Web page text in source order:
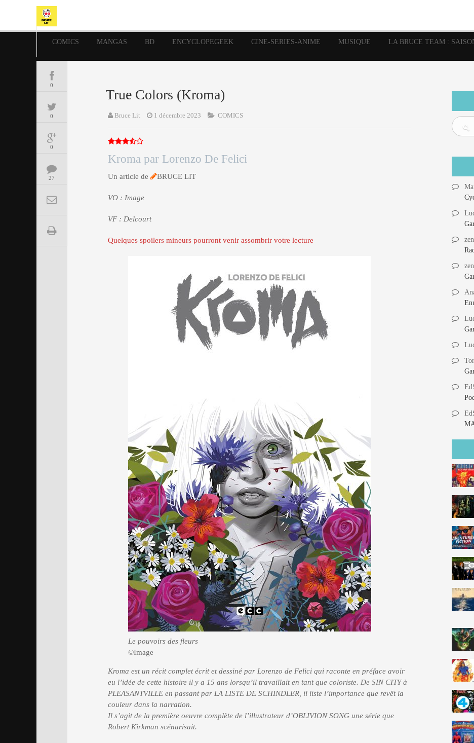
COMICS MANGAS BD ENCYCLOPEGEEK CINE-SERIES-ANIME MUSIQUE LA BRUCE TEAM :
0
0
0
27
True Colors (Kroma)
Bruce Lit 1 décembre 2023 COMICS
Kroma par Lorenzo De Felici
Un article de BRUCE LIT
VO : Image
VF : Delcourt
Quelques spoilers mineurs pourront venir assombrir votre lecture
Le pouvoirs des fleurs
©Image
Kroma est un récit complet écrit et dessiné par Lorenzo de Felici qui raconte en préface avoir
eu l’idée de cette histoire il y a 15 ans lorsqu’il travaillait en tant que coloriste. De SIN CITY à
PLEASANTVILLE en passant par LA LISTE DE SCHINDLER, il liste l’importance que revêt la
couleur dans la narration.
Il s’agit de la première oeuvre complète de l’illustrateur d’OBLIVION SONG une série que
Robert Kirkman scénarisait.
Mangas Marvel Mattie boy Musique
Panini Présence
Punisher Rock Semic Special Guest Spidey Superman